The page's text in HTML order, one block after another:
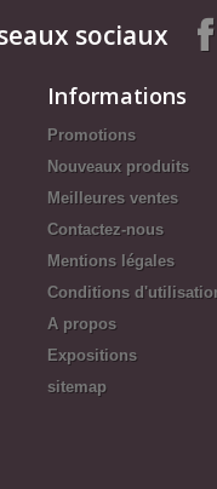
sociaux
Informations
Promotions
Nouveaux produits
Meilleures ventes
Contactez-nous
Mentions légales
Conditions
A propos
Expositions
sitemap